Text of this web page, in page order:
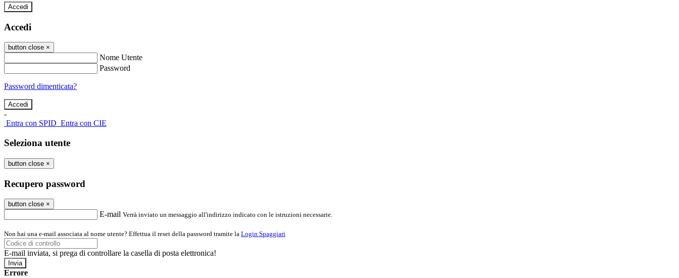
Accedi
Accedi
button close ×
Nome Utente
Password
Password dimenticata?
-
Entra con SPID Entra con CIE
Seleziona utente
button close ×
Recupero password
button close ×
E-mail Verrà inviato un messaggio all'indirizzo indicato con le istruzioni necessarie.
Non hai una e-mail associata al nome utente? Effettua il reset della password tramite la Login Spaggiari
E-mail inviata, si prega di controllare la casella di posta elettronica!
Errore